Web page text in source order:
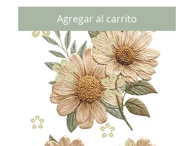
Agregar al carrito